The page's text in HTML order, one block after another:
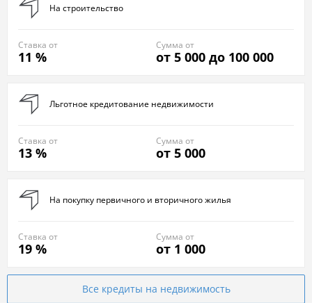
На строительство
11 %
Ставка от
от 5 000 до 100 000
Сумма от
Льготное кредитование недвижимости
13 %
Ставка от
от 5 000
Сумма от
На покупку первичного и вторичного жилья
19 %
Ставка от
от 1 000
Сумма от
Все кредиты на недвижимость